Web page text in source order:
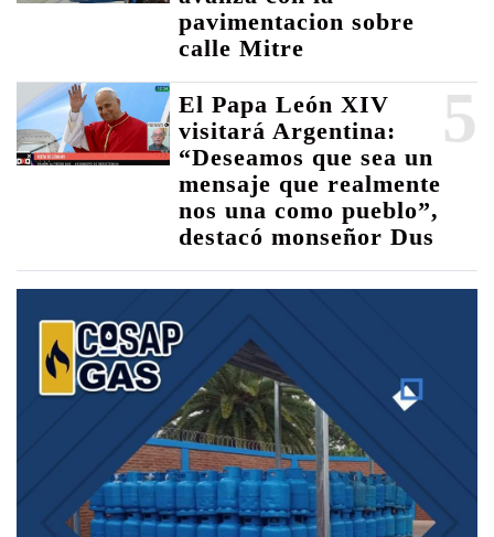
pavimentacion sobre
calle Mitre
5
El Papa León XIV
visitará Argentina:
“Deseamos que sea un
mensaje que realmente
nos una como pueblo”,
destacó monseñor Dus